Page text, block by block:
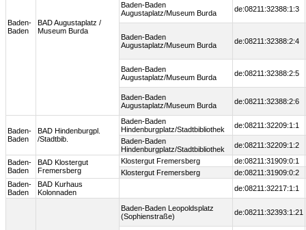
Baden-
Baden
BAD Augustaplatz /
Museum Burda
Baden-Baden
Augustaplatz/Museum Burda
de:08211:32388:1:3
Baden-Baden
Augustaplatz/Museum Burda
de:08211:32388:2:4
Baden-Baden
Augustaplatz/Museum Burda
de:08211:32388:2:5
Baden-Baden
Augustaplatz/Museum Burda
de:08211:32388:2:6
Baden-
Baden
BAD Hindenburgpl.
/Stadtbib.
Baden-Baden
Hindenburgplatz/Stadtbibliothek
de:08211:32209:1:1
Baden-Baden
Hindenburgplatz/Stadtbibliothek
de:08211:32209:1:2
Baden-
Baden
BAD Klostergut
Fremersberg
Klostergut Fremersberg
de:08211:31909:0:1
Klostergut Fremersberg
de:08211:31909:0:2
Baden-
Baden
BAD Kurhaus
Kolonnaden
de:08211:32217:1:1
Baden-Baden Leopoldsplatz
(Sophienstraße)
de:08211:32393:1:21